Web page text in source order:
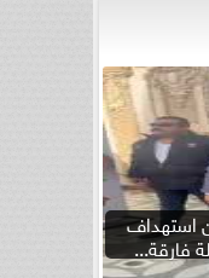
استهداف
فارقة...